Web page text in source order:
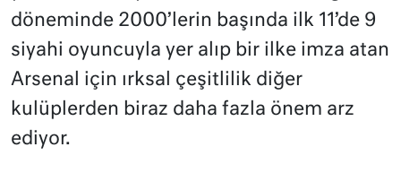
döneminde 2000’lerin başında ilk 11’de 9
siyahi oyuncuyla yer alıp bir ilke imza atan
Arsenal için ırksal çeşitlilik diğer
kulüplerden biraz daha fazla önem arz
ediyor.